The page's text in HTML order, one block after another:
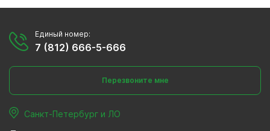
Единый номер:
7 (812) 666-5-666
Перезвоните мне
Санкт-Петербург и ЛО